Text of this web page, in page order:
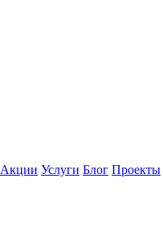
Акции Услуги Блог Проекты